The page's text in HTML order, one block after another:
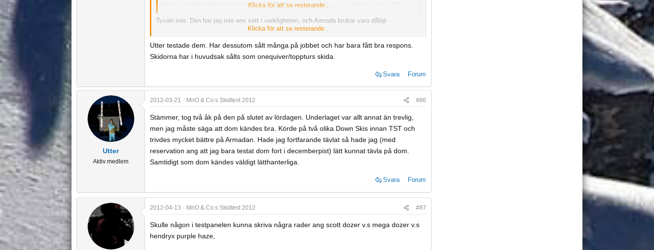
Ni har inte fått möjlghet o testa Armada TST som jag verkligen e nyfiken/sugen på?
Klicka för att se resterande...
Tyvärr inte. Den har jag inte ens sett i verkligheten, och Armada brukar vara dåligt
representerade när det gäller testmöjligheter under säsongen dessutom.
Klicka för att se resterande...
Utter testade dem. Har dessutom sålt många på jobbet och har bara fått bra respons.
Skidorna har i huvudsak sålts som onequiver/toppturs skida.
Svara Forum
Utter
Aktiv medlem
2012-03-21 MnO & Co:s Skidtest 2012 #86
Stämmer, tog två åk på den på slutet av lördagen. Underlaget var allt annat än trevlig,
men jag måste säga att dom kändes bra. Körde på två olika Down Skis innan TST och
trivdes mycket bättre på Armadan. Hade jag fortfarande tävlat så hade jag (med
reservation ang att jag bara testat dom fort i decemberpist) lätt kunnat tävla på dom.
Samtidigt som dom kändes väldigt lätthanterliga.
Svara Forum
2012-04-13 MnO & Co:s Skidtest 2012 #87
Skulle någon i testpanelen kunna skriva några rader ang scott dozer v.s mega dozer v.s
hendryx purple haze,